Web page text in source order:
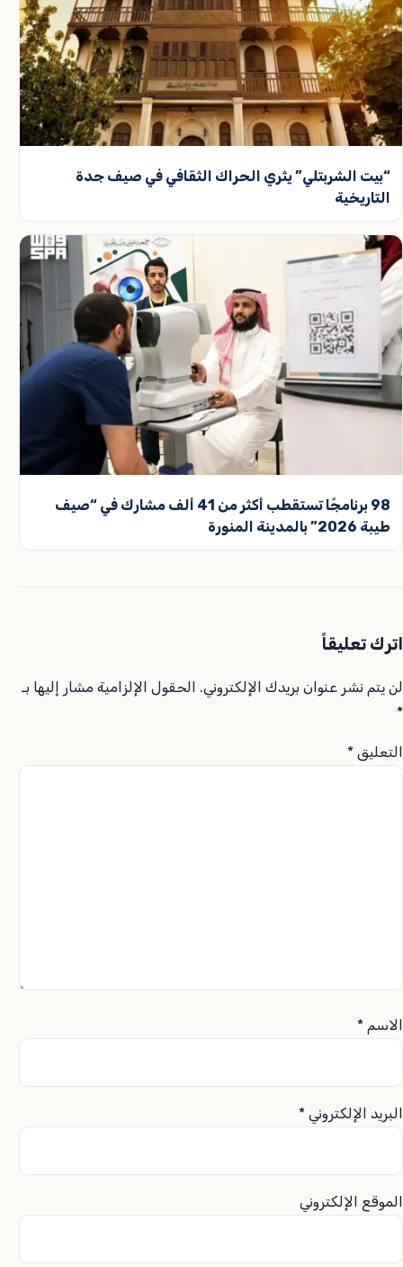
“بيت الشربتلي” يثري الحراك الثقافي في صيف جدة
التاريخية
98 برنامجًا تستقطب أكثر من 41 ألف مشارك في “صيف
طيبة 2026” بالمدينة المنورة
اترك تعليقاً
لن يتم نشر عنوان بريدك الإلكتروني.
الحقول الإلزامية مشار إليها بـ
*
التعليق *
الاسم *
البريد الإلكتروني *
الموقع الإلكتروني